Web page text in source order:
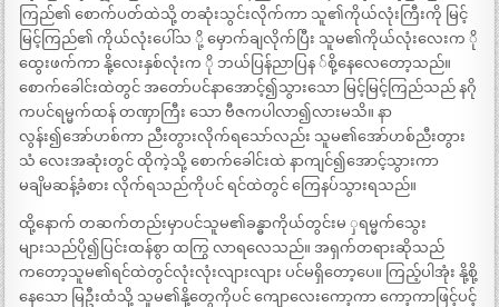
ကြည်၏ စောက်ပတ်ထဲသို့ တဆုံးသွင်းလိုက်ကာ သူ၏ကိုယ်လုံးကြီးကို မြင့်
မြင့်ကြည်၏ ကိုယ်လုံးပေါ်သ ို့ မှောက်ချလိုက်ပြီး သူမ၏ကိုယ်လုံးလေးက ို
ထွေးဖက်ကာ နို့လေးနှစ်လုံးက ို ဘယ်ပြန်ညာပြန ်စို့နေလေတော့သည်။
စောက်ခေါင်းထဲတွင် အတော်ပင်နာအောင့်၍သွားသော မြင့်မြင့်ကြည်သည် နဂို
ကပင်ရမ္မက်ထန် တဏှာကြီး သော ဗီဇကပါလာ၍လားမသိ။ နာ
လွန်း၍အော်ဟစ်ကာ ညီးတွားလိုက်ရသော်လည်း သူမ၏အော်ဟစ်ညီးတွား
သံ လေးအဆုံးတွင် ထိုကဲ့သို့ စောက်ခေါင်းထဲ နာကျင်၍အောင့်သွားကာ
မချိမဆန့်ခံစား လိုက်ရသည်ကိုပင် ရင်ထဲတွင် ကြေနပ်သွားရသည်။
ထို့နောက် တဆက်တည်းမှာပင်သူမ၏ခန္ဓာကိုယ်တွင်းမ ှရမ္မက်သွေး
များသည်ပို၍ပြင်းထန်စွာ ထကြွ လာရလေသည်။ အရှက်တရားဆိုသည်
ကတော့သူမ၏ရင်ထဲတွင်လုံးလုံးလျားလျား ပင်မရှိတော့ပေ။ ကြည့်ပါအုံး နို့စို့
နေသော မြဦးထံသို့ သူမ၏နို့တွေကိုပင် ကျောလေးကော့ကာ ကော့ကာဖြင့်ပင့်